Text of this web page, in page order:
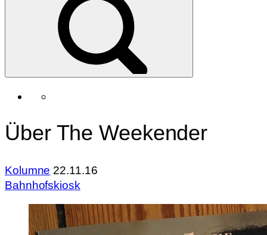
Über The Weekender
Kolumne 22.11.16
Bahnhofskiosk